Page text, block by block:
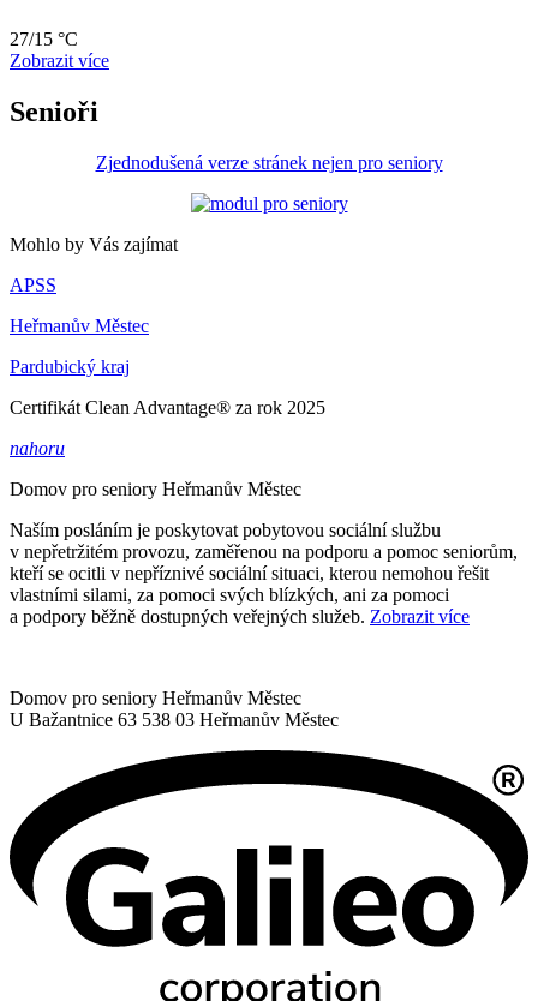
27/15 °C
Zobrazit více
Senioři
Zjednodušená verze stránek nejen pro seniory
Mohlo by Vás zajímat
APSS
Heřmanův Městec
Pardubický kraj
Certifikát Clean Advantage® za rok 2025
nahoru
Domov pro seniory Heřmanův Městec
Naším posláním je poskytovat pobytovou sociální službu
v nepřetržitém provozu, zaměřenou na podporu a pomoc seniorům,
kteří se ocitli v nepříznivé sociální situaci, kterou nemohou řešit
vlastními silami, za pomoci svých blízkých, ani za pomoci
a podpory běžně dostupných veřejných služeb. Zobrazit více
Domov pro seniory Heřmanův Městec
U Bažantnice 63 538 03 Heřmanův Městec